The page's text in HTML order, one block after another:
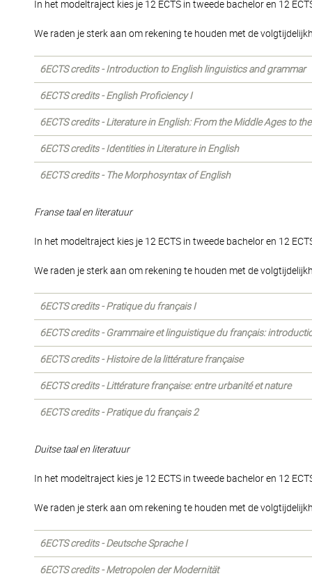
In het modeltraject kies je 12 ECTS in tweede bachelor en 12
We raden je sterk aan om rekening te houden met de
6ECTS credits - Introduction to English linguistics and grammar
6ECTS credits - English Proficiency I
6ECTS credits - Literature in English: From the Middle Ages to
6ECTS credits - Identities in Literature in English
6ECTS credits - The Morphosyntax of English
Franse taal en literatuur
In het modeltraject kies je 12 ECTS in tweede bachelor en 12
We raden je sterk aan om rekening te houden met de
6ECTS credits - Pratique du français I
6ECTS credits - Grammaire et linguistique du français:
6ECTS credits - Histoire de la littérature française
6ECTS credits - Littérature française: entre urbanité et nature
6ECTS credits - Pratique du français 2
Duitse taal en literatuur
In het modeltraject kies je 12 ECTS in tweede bachelor en 12
We raden je sterk aan om rekening te houden met de
6ECTS credits - Deutsche Sprache I
6ECTS credits - Metropolen der Modernität